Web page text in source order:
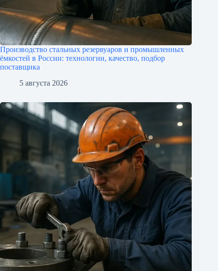
Производство стальных резервуаров и промышленных
ёмкостей в России: технологии, качество, подбор
поставщика
5 августа 2026